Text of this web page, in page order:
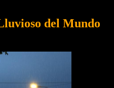
del Mundo